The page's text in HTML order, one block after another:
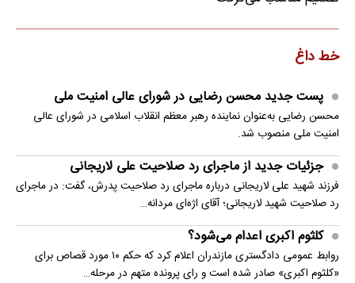
خط داغ
پست جدید محسن رضایی در شورای عالی امنیت ملی
محسن رضایی به‌عنوان نماینده رهبر معظم انقلاب اسلامی در شورای عالی
امنیت ملی منصوب شد.
جزئیات جدید از ماجرای رد صلاحیت علی لاریجانی
فرزند شهید علی لاریجانی درباره ماجرای رد صلاحیت پدرش، گفت: در ماجرای
رد صلاحیت شهید لاریجانی؛ آقای اژه‌ای مردانه…
کلثوم اکبری اعدام می‌شود؟
روابط عمومی دادگستری مازندران اعلام کرد که حکم ۱۰ مورد قصاص برای
«کلثوم اکبری» صادر شده است و رای پرونده متهم در مرحله…